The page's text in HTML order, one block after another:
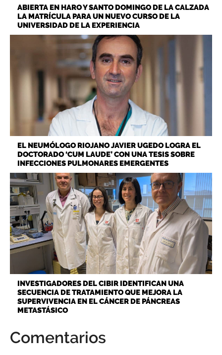
ABIERTA EN HARO Y SANTO DOMINGO DE LA CALZADA
LA MATRÍCULA PARA UN NUEVO CURSO DE LA
UNIVERSIDAD DE LA EXPERIENCIA
EL NEUMÓLOGO RIOJANO JAVIER UGEDO LOGRA EL
DOCTORADO ‘CUM LAUDE’ CON UNA TESIS SOBRE
INFECCIONES PULMONARES EMERGENTES
INVESTIGADORES DEL CIBIR IDENTIFICAN UNA
SECUENCIA DE TRATAMIENTO QUE MEJORA LA
SUPERVIVENCIA EN EL CÁNCER DE PÁNCREAS
METASTÁSICO
Comentarios